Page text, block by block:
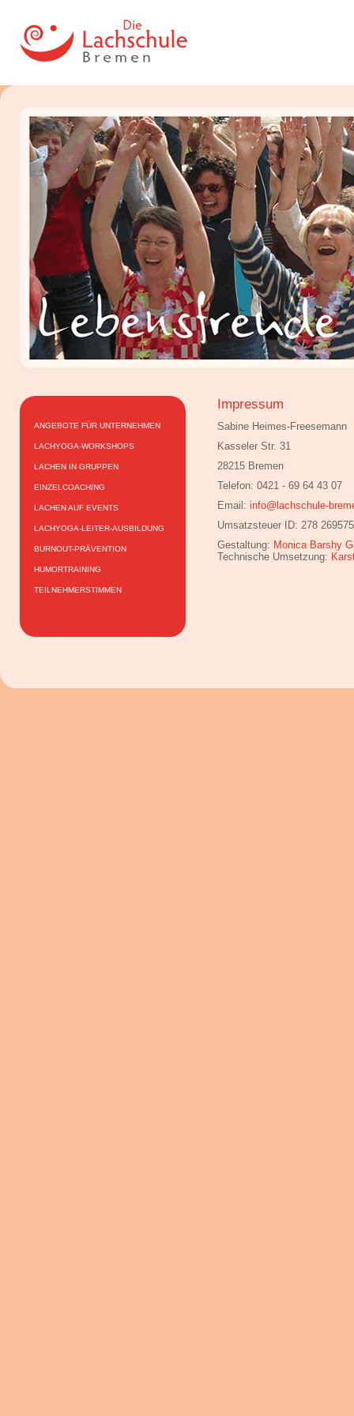
ANGEBOTE FÜR UNTERNEHMEN
LACHYOGA-WORKSHOPS
LACHEN IN GRUPPEN
EINZELCOACHING
LACHEN AUF EVENTS
LACHYOGA-LEITER-AUSBILDUNG
BURNOUT-PRÄVENTION
HUMORTRAINING
TEILNEHMERSTIMMEN
Impressum
Sabine Heimes-Freesemann
Kasseler Str. 31
28215 Bremen
Telefon: 0421 - 69 64 43 07
Email: info@lachschule-
Umsatzsteuer ID: 278 269575
Gestaltung: Monica Barshy
Technische Umsetzung: